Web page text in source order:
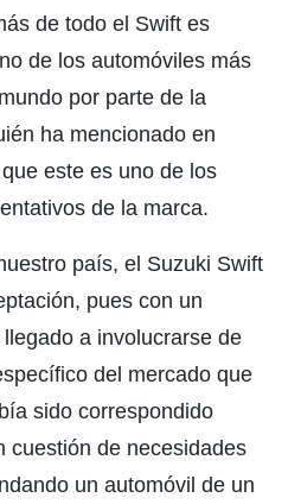
de todo el Swift es
de los automóviles más
por parte de la
ha mencionado en
este es uno de los
de la marca.
país, el Suzuki Swift
pues con un
a involucrarse de
del mercado que
sido correspondido
cuestión de necesidades
un automóvil de un